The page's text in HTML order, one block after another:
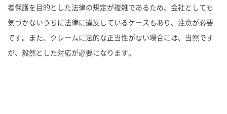
者保護を目的とした法律の規定が複雑であるため、会社としても
気づかないうちに法律に違反しているケースもあり、注意が必要
です。また、クレームに法的な正当性がない場合には、当然です
が、毅然とした対応が必要になります。